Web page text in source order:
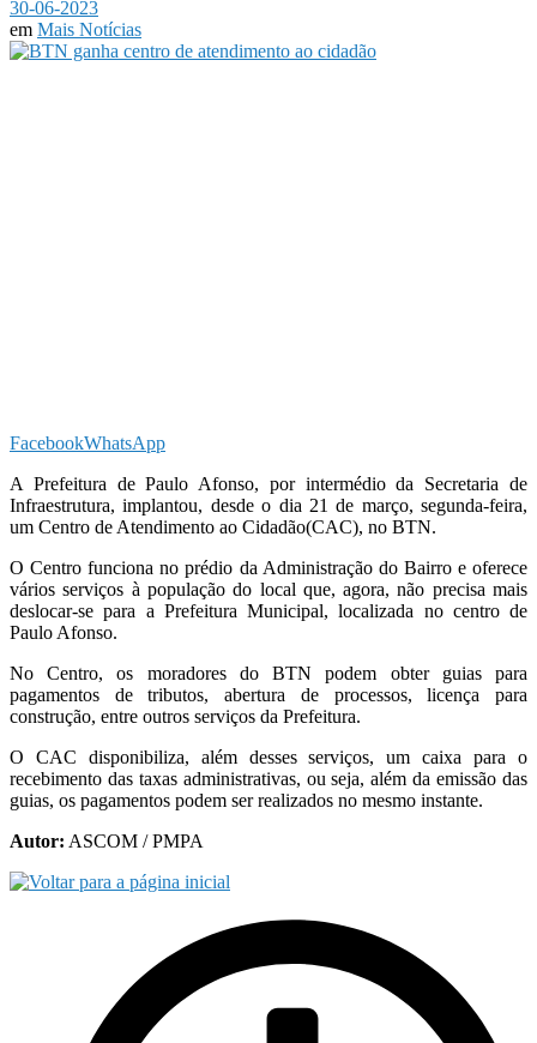
30-06-2023
em Mais Notícias
FacebookWhatsApp
A Prefeitura de Paulo Afonso, por intermédio da Secretaria de
Infraestrutura, implantou, desde o dia 21 de março, segunda-feira,
um Centro de Atendimento ao Cidadão(CAC), no BTN.
O Centro funciona no prédio da Administração do Bairro e oferece
vários serviços à população do local que, agora, não precisa mais
deslocar-se para a Prefeitura Municipal, localizada no centro de
Paulo Afonso.
No Centro, os moradores do BTN podem obter guias para
pagamentos de tributos, abertura de processos, licença para
construção, entre outros serviços da Prefeitura.
O CAC disponibiliza, além desses serviços, um caixa para o
recebimento das taxas administrativas, ou seja, além da emissão das
guias, os pagamentos podem ser realizados no mesmo instante.
Autor: ASCOM / PMPA